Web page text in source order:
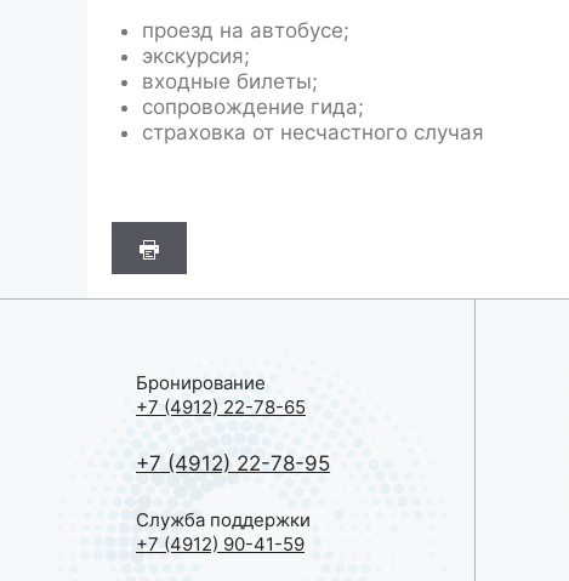
проезд на автобусе;
экскурсия;
входные билеты;
сопровождение гида;
страховка от несчастного случая
Бронирование
+7 (4912) 22-78-65
+7 (4912) 22-78-95
Служба поддержки
+7 (4912) 90-41-59